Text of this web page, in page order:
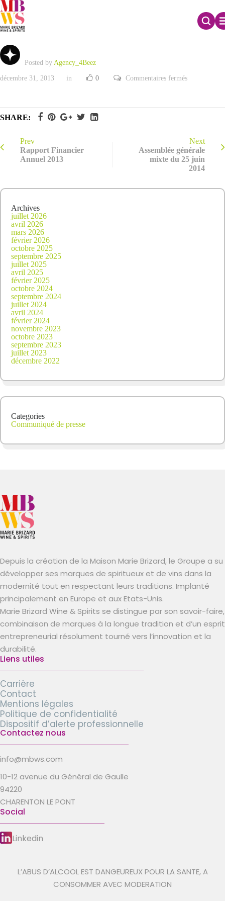
Rapport Financier – 1er Semestre 2013
Posted by Agency_4Beez
décembre 31, 2013 in 0 Commentaires ferméssur
SHARE:
Prev
Rapport Financier
Annuel 2013
Next
Assemblée générale
mixte du 25 juin
2014
Archives
juillet 2026
avril 2026
mars 2026
février 2026
octobre 2025
septembre 2025
juillet 2025
avril 2025
février 2025
octobre 2024
septembre 2024
juillet 2024
avril 2024
février 2024
novembre 2023
octobre 2023
septembre 2023
juillet 2023
décembre 2022
Categories
Communiqué de presse
Depuis la création de la Maison Marie Brizard, le Groupe a su
développer ses marques de spiritueux et de vins dans la
modernité tout en respectant leurs traditions. Implanté
principalement en Europe et aux Etats-Unis.
Marie Brizard Wine & Spirits se distingue par son savoir-faire,
combinaison de marques à la longue tradition et d’un esprit
entrepreneurial résolument tourné vers l’innovation et la
durabilité.
Liens utiles
Carrière
Contact
Mentions légales
Politique de confidentialité
Dispositif d’alerte professionnelle
Contactez nous
info@mbws.com
10-12 avenue du Général de Gaulle
94220
CHARENTON LE PONT
Social
Linkedin
L’ABUS D’ALCOOL EST DANGEUREUX POUR LA SANTE, A
CONSOMMER AVEC MODERATION